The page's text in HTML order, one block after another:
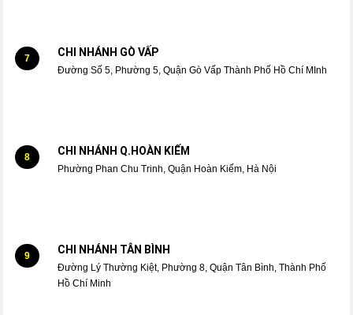
7 CHI NHÁNH GÒ VẤP
Đường Số 5, Phường 5, Quận Gò Vấp Thành Phố Hồ Chí MInh
8 CHI NHÁNH Q.HOÀN KIẾM
Phường Phan Chu Trinh, Quận Hoàn Kiếm, Hà Nội
9 CHI NHÁNH TÂN BÌNH
Đường Lý Thường Kiệt, Phường 8, Quận Tân Bình, Thành Phố
Hồ Chí Minh